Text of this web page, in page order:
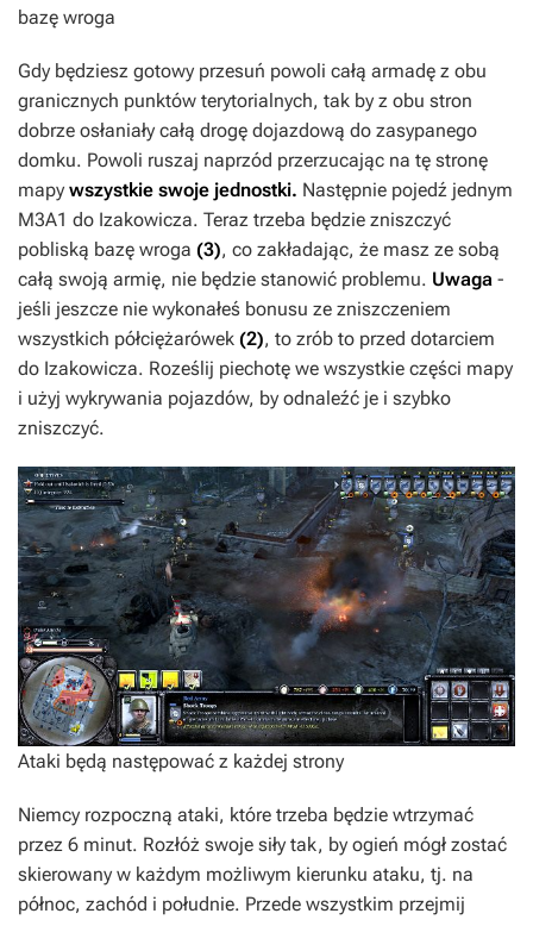
bazę wroga
Gdy będziesz gotowy przesuń powoli całą armadę z obu
granicznych punktów terytorialnych, tak by z obu stron
dobrze osłaniały całą drogę dojazdową do zasypanego
domku. Powoli ruszaj naprzód przerzucając na tę stronę
mapy wszystkie swoje jednostki. Następnie pojedź jednym
M3A1 do Izakowicza. Teraz trzeba będzie zniszczyć
pobliską bazę wroga (3), co zakładając, że masz ze sobą
całą swoją armię, nie będzie stanowić problemu. Uwaga -
jeśli jeszcze nie wykonałeś bonusu ze zniszczeniem
wszystkich półciężarówek (2), to zrób to przed dotarciem
do Izakowicza. Roześlij piechotę we wszystkie części mapy
i użyj wykrywania pojazdów, by odnaleźć je i szybko
zniszczyć.
Ataki będą następować z każdej strony
Niemcy rozpoczną ataki, które trzeba będzie wtrzymać
przez 6 minut. Rozłóż swoje siły tak, by ogień mógł zostać
skierowany w każdym możliwym kierunku ataku, tj. na
północ, zachód i południe. Przede wszystkim przejmij